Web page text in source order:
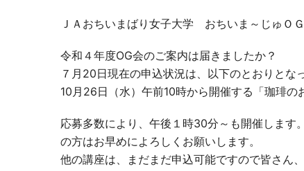
ＪＡおちいまばり女子大学 おちいま～じゅＯ
令和４年度OG会のご案内は届きましたか？
７月20日現在の申込状況は、以下のとおりとな
10月26日（水）午前10時から開催する「珈琲の
応募多数により、午後１時30分～も開催します
の方はお早めによろしくお願いします。
他の講座は、まだまだ申込可能ですので皆さん